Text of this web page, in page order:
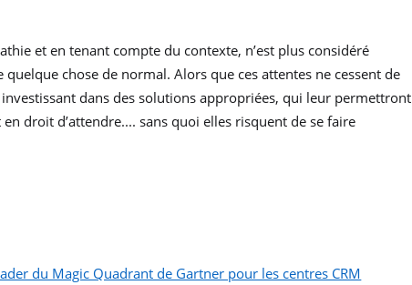
et en tenant compte du contexte, n’est plus considéré
chose de normal. Alors que ces attentes ne cessent de
dans des solutions appropriées, qui leur permettront
droit d’attendre.... sans quoi elles risquent de se faire
du Magic Quadrant de Gartner pour les centres CRM